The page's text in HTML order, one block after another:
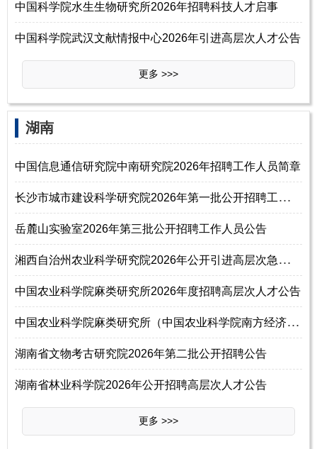
中国科学院水生生物研究所2026年招聘科技人才启事
中国科学院武汉文献情报中心2026年引进高层次人才公告
更多 >>>
‌‌湖南
中国信息通信研究院中南研究院2026年招聘工作人员简章
长
沙市城市建设科学研究院2026年第一批公开招聘工作人员公告
岳麓山实验室2026年第三批公开招聘工作人员公告
湘
西自治州农业科学研究院2026年公开引进高层次急需紧缺人才公告
中国农业科学院麻类研究所2026年度招聘高层次人才公告
中
国农业科学院麻类研究所（中国农业科学院南方经济作物研究中心）2026年招
湖南省文物考古研究院2026年第二批公开招聘公告
湖南省林业科学院2026年公开招聘高层次人才公告
更多 >>>